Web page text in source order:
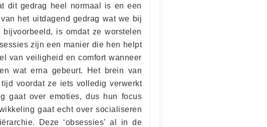
dit gedrag heel normaal is en een
het uitdagend gedrag wat we bij
is omdat ze worstelen
zijn een manier die hen helpt
van veiligheid en comfort wanneer
wat erna gebeurt. Het brein van
voordat ze iets volledig verwerkt
gaat over emoties, dus hun focus
gaat echt over socialiseren
Deze ‘obsessies’ al in de